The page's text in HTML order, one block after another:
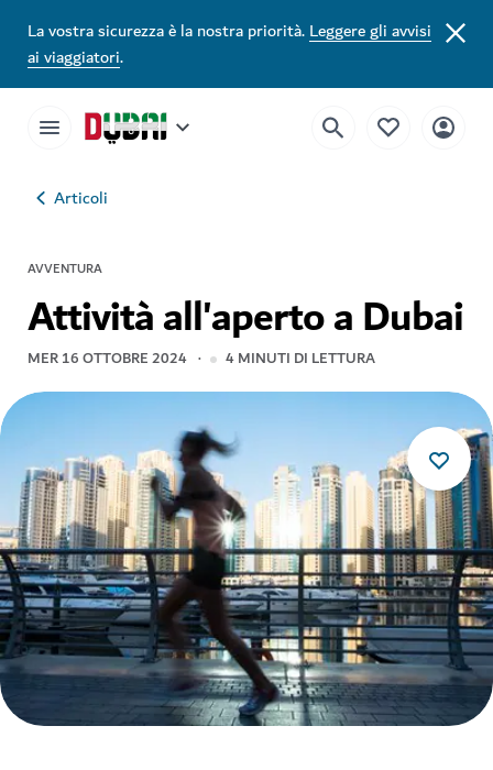
La vostra sicurezza è la nostra priorità.Leggere gli avvisi
ai viaggiatori.
Articoli
AVVENTURA
Attività all'aperto a Dubai
MER 16 OTTOBRE 2024 4MINUTI DI LETTURA